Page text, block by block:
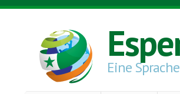
Direkt zum Inhalt
Eine